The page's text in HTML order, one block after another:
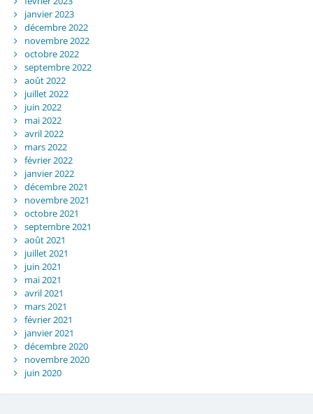
janvier 2023
décembre 2022
novembre 2022
octobre 2022
septembre 2022
août 2022
juillet 2022
juin 2022
mai 2022
avril 2022
mars 2022
février 2022
janvier 2022
décembre 2021
novembre 2021
octobre 2021
septembre 2021
août 2021
juillet 2021
juin 2021
mai 2021
avril 2021
mars 2021
février 2021
janvier 2021
décembre 2020
novembre 2020
juin 2020